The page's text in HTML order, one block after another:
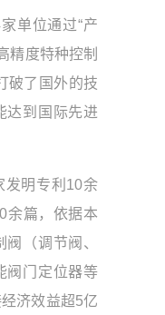
单位通过“产
精度特种控制
破了国外的技
达到国际先进
发明专利10余
余篇，依据本
（调节阀、
阀门定位器等
济效益超5亿